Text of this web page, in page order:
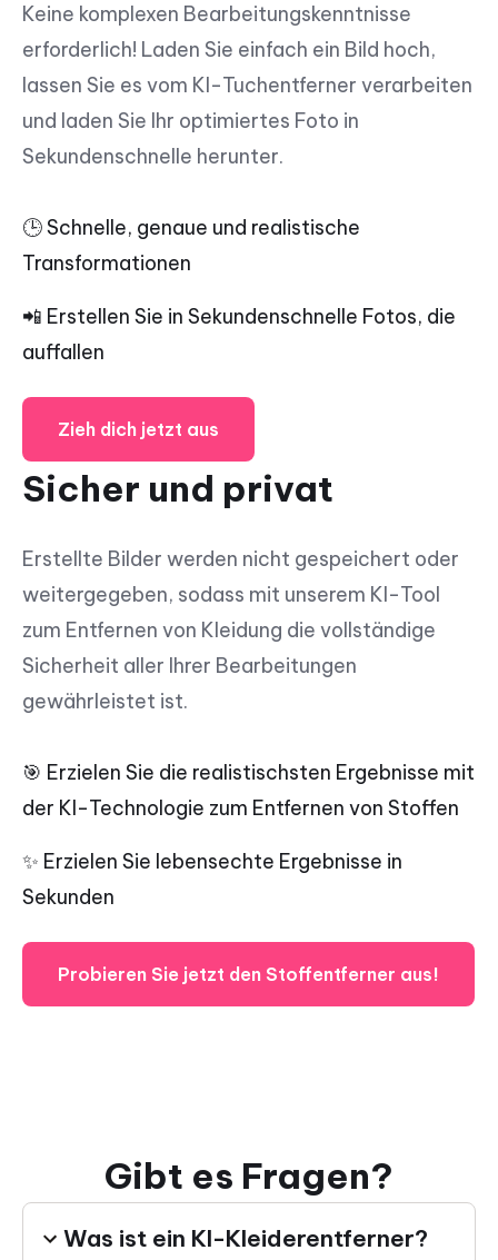
Keine komplexen Bearbeitungskenntnisse
erforderlich! Laden Sie einfach ein Bild hoch,
lassen Sie es vom KI-Tuchentferner verarbeiten
und laden Sie Ihr optimiertes Foto in
Sekundenschnelle herunter.
🕒 Schnelle, genaue und realistische
Transformationen
📲 Erstellen Sie in Sekundenschnelle Fotos, die
auffallen
Zieh dich jetzt aus
Sicher und privat
Erstellte Bilder werden nicht gespeichert oder
weitergegeben, sodass mit unserem KI-Tool
zum Entfernen von Kleidung die vollständige
Sicherheit aller Ihrer Bearbeitungen
gewährleistet ist.
🎯 Erzielen Sie die realistischsten Ergebnisse mit
der KI-Technologie zum Entfernen von Stoffen
✨ Erzielen Sie lebensechte Ergebnisse in
Sekunden
Probieren Sie jetzt den Stoffentferner aus!
Gibt es Fragen?
Was ist ein KI-Kleiderentferner?